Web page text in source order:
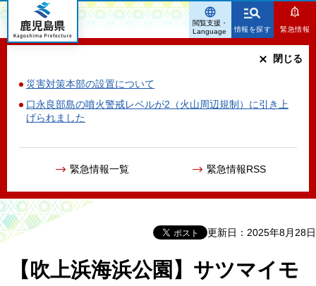
鹿児島県
情報を探す 緊急情報
災害対策本部の設置について
口永良部島の噴火警戒レベルが2（火山周辺規制）に引き上
げられました
緊急情報一覧 緊急情報RSS
閉じる
閲覧支援・
Language
更新日：2025年8月28日
【吹上浜海浜公園】サツマイモ